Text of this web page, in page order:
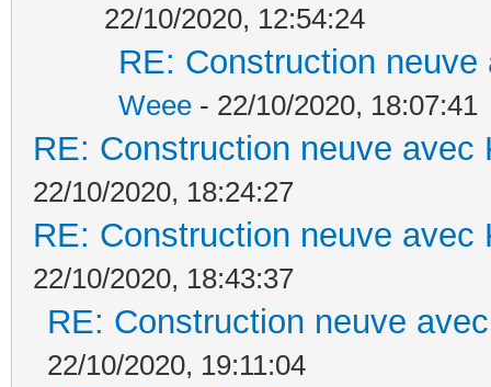
22/10/2020, 12:54:24
RE: Construction
Weee - 22/10/2020, 18:07:41
RE: Construction neuve avec
22/10/2020, 18:24:27
RE: Construction neuve avec
22/10/2020, 18:43:37
RE: Construction neuve
22/10/2020, 19:11:04